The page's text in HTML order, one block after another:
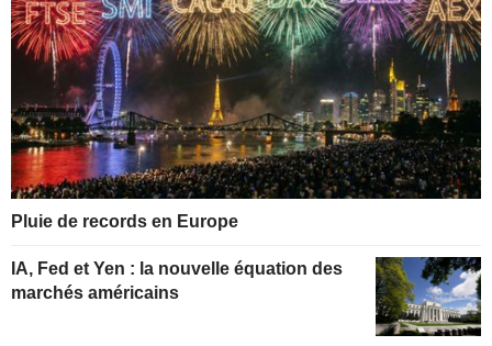
Pluie de records en Europe
IA, Fed et Yen : la nouvelle équation des
marchés américains